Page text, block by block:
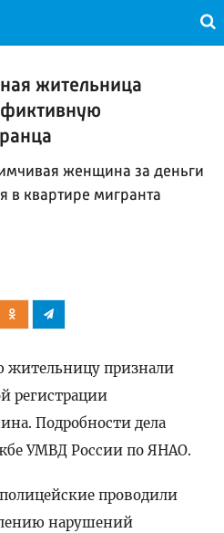
жительница
женщина за деньги
в квартире мигранта
жительницу признали
регистрации
Подробности дела
УМВД России по ЯНАО.
проводили
нарушений